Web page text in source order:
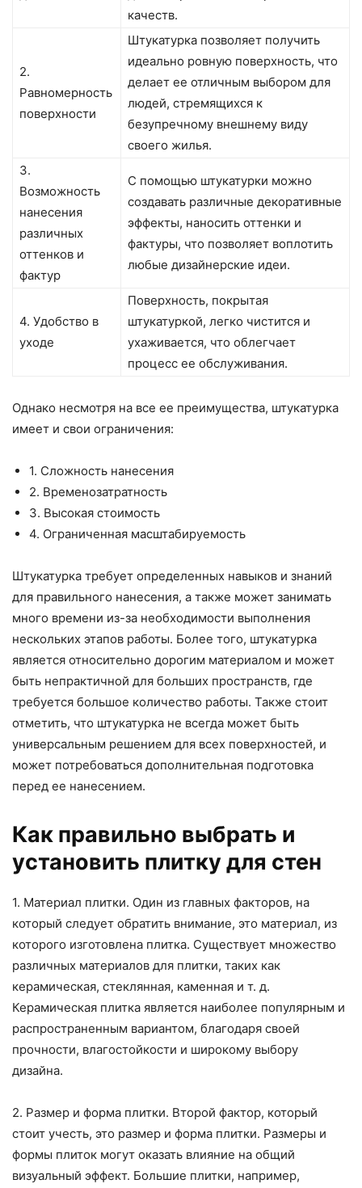
качеств.
2.
Равномерность
поверхности
Штукатурка позволяет получить
идеально ровную поверхность, что
делает ее отличным выбором для
людей, стремящихся к
безупречному внешнему виду
своего жилья.
3.
Возможность
нанесения
различных
оттенков и
фактур
С помощью штукатурки можно
создавать различные декоративные
эффекты, наносить оттенки и
фактуры, что позволяет воплотить
любые дизайнерские идеи.
4. Удобство в
уходе
Поверхность, покрытая
штукатуркой, легко чистится и
ухаживается, что облегчает
процесс ее обслуживания.
Однако несмотря на все ее преимущества, штукатурка
имеет и свои ограничения:
1. Сложность нанесения
2. Временозатратность
3. Высокая стоимость
4. Ограниченная масштабируемость
Штукатурка требует определенных навыков и знаний
для правильного нанесения, а также может занимать
много времени из-за необходимости выполнения
нескольких этапов работы. Более того, штукатурка
является относительно дорогим материалом и может
быть непрактичной для больших пространств, где
требуется большое количество работы. Также стоит
отметить, что штукатурка не всегда может быть
универсальным решением для всех поверхностей, и
может потребоваться дополнительная подготовка
перед ее нанесением.
Как правильно выбрать и
установить плитку для стен
1. Материал плитки. Один из главных факторов, на
который следует обратить внимание, это материал, из
которого изготовлена плитка. Существует множество
различных материалов для плитки, таких как
керамическая, стеклянная, каменная и т. д.
Керамическая плитка является наиболее популярным и
распространенным вариантом, благодаря своей
прочности, влагостойкости и широкому выбору
дизайна.
2. Размер и форма плитки. Второй фактор, который
стоит учесть, это размер и форма плитки. Размеры и
формы плиток могут оказать влияние на общий
визуальный эффект. Большие плитки, например,